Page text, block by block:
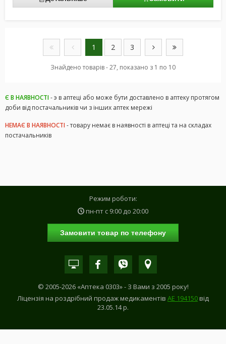
1 2 3
Знайдено товарів - 27, показано з 1 по 10
Є В НАЯВНОСТІ- э в аптеці або може бути доставлено в аптеку протягом
доби від постачальників чи з інших аптек мережі
НЕМАЄ В НАЯВНОСТІ- товару немає в наявності в аптеці та на складах
постачальників
Режим роботи:
пн-пт с 9:00 до 20:00
Замовити товар по телефону
© 2005-2026 «Аптека 0303» - З Вами з 2005 року!
Ліцензія на роздрібний продаж медикаментів АE 194150від
23.05.14 р.